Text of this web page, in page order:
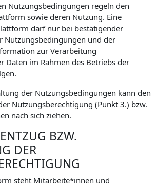
Nutzungsbedingungen regeln den
sowie deren Nutzung. Eine
darf nur bei bestätigender
Nutzungsbedingungen und der
zur Verarbeitung
Daten im Rahmen des Betriebs der
der Nutzungsbedingungen kann den
Nutzungsberechtigung (Punkt 3.) bzw.
nach sich ziehen.
BZW.
DER
steht Mitarbeite*innen und